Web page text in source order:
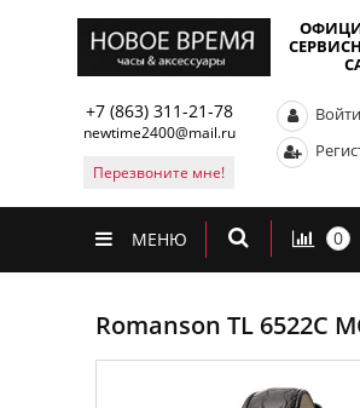
+7 (863) 311-21-78
newtime2400@mail.ru
Перезвоните мне!
Войти
МЕНЮ 0
Romanson TL 6522C